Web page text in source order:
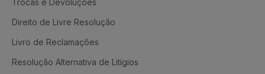
Direito de Livre Resolução
Livro de Reclamações
Resolução Alternativa de Litígios